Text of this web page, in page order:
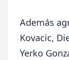
Además
Kovacic,
Yerko